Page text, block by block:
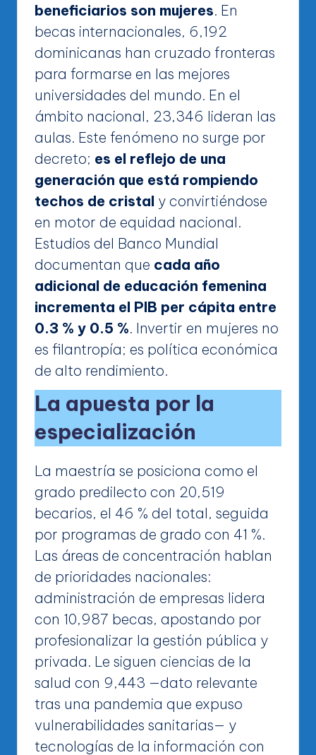
beneficiarios son mujeres. En
becas internacionales, 6,192
dominicanas han cruzado fronteras
para formarse en las mejores
universidades del mundo. En el
ámbito nacional, 23,346 lideran las
aulas. Este fenómeno no surge por
decreto; es el reflejo de una
generación que está rompiendo
techos de cristal y convirtiéndose
en motor de equidad nacional.
Estudios del Banco Mundial
documentan que cada año
adicional de educación femenina
incrementa el PIB per cápita entre
0.3 % y 0.5 %. Invertir en mujeres no
es filantropía; es política económica
de alto rendimiento.
La apuesta por la
especialización
La maestría se posiciona como el
grado predilecto con 20,519
becarios, el 46 % del total, seguida
por programas de grado con 41 %.
Las áreas de concentración hablan
de prioridades nacionales:
administración de empresas lidera
con 10,987 becas, apostando por
profesionalizar la gestión pública y
privada. Le siguen ciencias de la
salud con 9,443 —dato relevante
tras una pandemia que expuso
vulnerabilidades sanitarias— y
tecnologías de la información con